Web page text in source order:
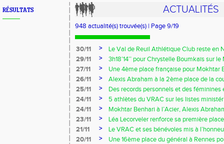
RÉSULTATS ACTUALITÉS
948 actualité(s) trouvée(s) | Page 9/19
30/11 >
Le Val de Reuil Athlétique Club reste en
29/11
>
3h18’14’’ pour Chrystelle Boumkaïs sur
27/11
>
Une 4ème place française pour Mokhtar
26/11
>
Alexis Abraham à la 2ème place de la
25/11
>
Des records personnels et des
compétition Benjamins/Minimes!!!
24/11 >
5 athlètes du VRAC sur les listes
24/11
>
Mokhtar Benhari à l’Acier, Alexis
Dean à Louviers
23/11 >
Léa Lecorveler renforce sa première
21/11
>
Le VRAC et ses bénévoles mis à
Seine et Eure !!!
20/11 >
Une 16ème place du général à Rennes